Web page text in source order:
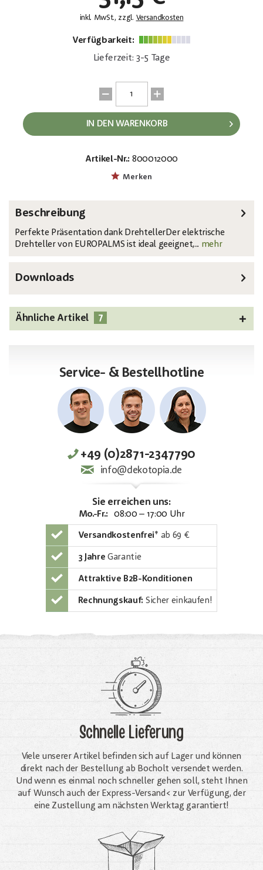
inkl. MwSt., zzgl. Versandkosten
Verfügbarkeit:
Lieferzeit: 3-5 Tage
IN DEN WARENKORB
Artikel-Nr.: 800012000
Merken
Beschreibung
Perfekte Präsentation dank DrehtellerDer elektrische
Drehteller von EUROPALMS ist ideal geeignet,... mehr
Downloads
Ähnliche Artikel 7
Service- & Bestellhotline
+49 (0)2871-2347790
info@dekotopia.de
Sie erreichen uns:
Mo.-Fr.: 08:00 – 17:00 Uhr
Versandkostenfrei* ab 69 €
3 Jahre Garantie
Attraktive B2B-Konditionen
Rechnungskauf: Sicher einkaufen!
Schnelle Lieferung
Viele unserer Artikel befinden sich auf Lager und können
direkt nach der Bestellung ab Bocholt versendet werden.
Und wenn es einmal noch schneller gehen soll, steht Ihnen
auf Wunsch auch der Express-Versand< zur Verfügung, der
eine Zustellung am nächsten Werktag garantiert!